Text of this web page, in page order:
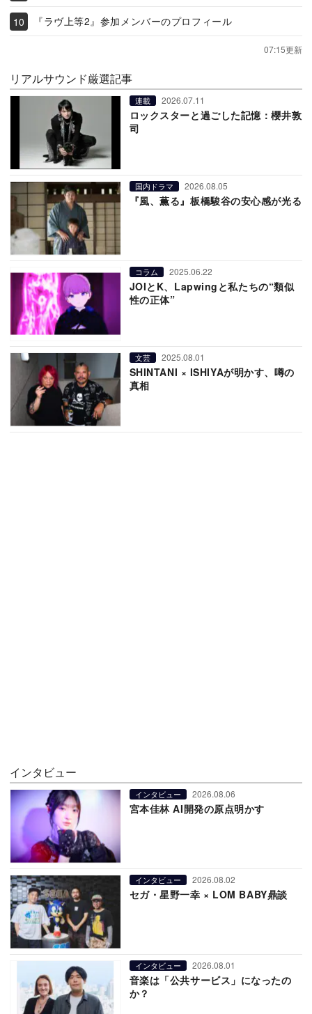
『ラヴ上等2』参加メンバーのプロフィール
07:15更新
リアルサウンド厳選記事
連載 2026.07.11
ロックスターと過ごした記憶：櫻井敦
司
国内ドラマ 2026.08.05
『風、薫る』板橋駿谷の安心感が光る
コラム 2025.06.22
JOIとK、Lapwingと私たちの“類似
性の正体”
文芸 2025.08.01
SHINTANI × ISHIYAが明かす、噂の
真相
インタビュー
インタビュー 2026.08.06
宮本佳林 AI開発の原点明かす
インタビュー 2026.08.02
セガ・星野一幸 × LOM BABY鼎談
インタビュー 2026.08.01
音楽は「公共サービス」になったの
か？